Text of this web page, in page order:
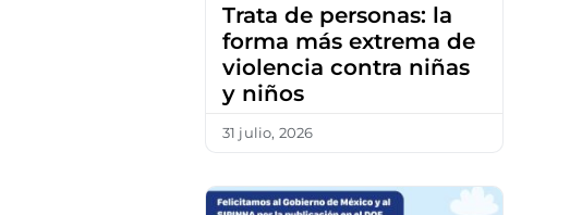
Trata de personas: la
forma más extrema de
violencia contra niñas
y niños
31 julio, 2026